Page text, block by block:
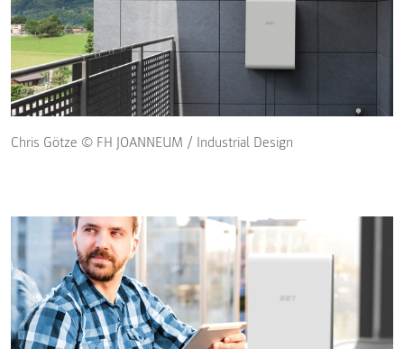
Chris Götze © FH JOANNEUM / Industrial Design